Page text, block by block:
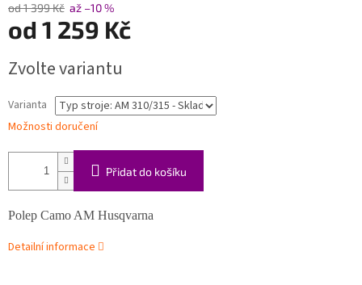
od 1 399 Kč až –10 %
od 1 259 Kč
cena:
Zvolte variantu
Varianta
Možnosti doručení
Přidat do košíku
Polep Camo AM Husqvarna
Detailní informace